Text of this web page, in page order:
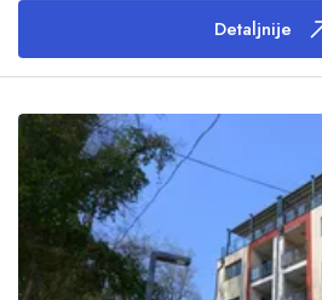
Detaljnije